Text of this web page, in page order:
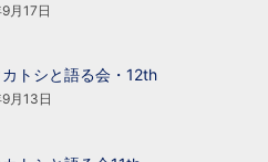
月17日
トシと語る会・12th
月13日